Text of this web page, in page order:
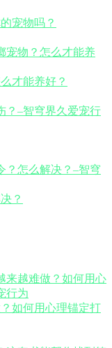
宠物吗？
才能养好？
？
如何用心理锚定打